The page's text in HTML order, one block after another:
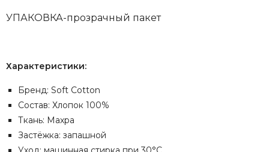
УПАКОВКА-прозрачный пакет
Характеристики:
Бренд: Soft Cotton
Состав: Хлопок 100%
Ткань: Махра
Застёжка: запашной